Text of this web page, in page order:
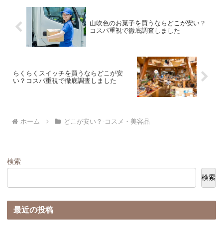
山吹色のお菓子を買うならどこが安い？
コスパ重視で徹底調査しました
らくらくスイッチを買うならどこが安
い？コスパ重視で徹底調査しました
ホーム どこが安い？-コスメ・美容品
検索
検索
最近の投稿